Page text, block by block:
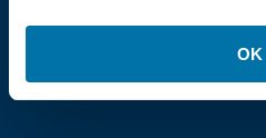
OK
(800)